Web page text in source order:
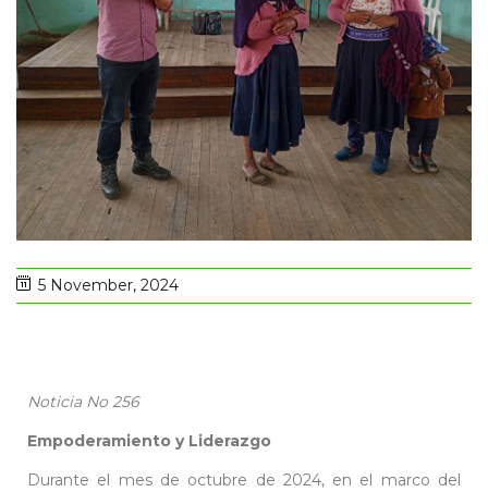
5 November, 2024
Noticia No 256
Empoderamiento y Liderazgo
Durante el mes de octubre de 2024, en el marco del